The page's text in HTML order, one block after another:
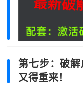
第七步：破
又得重来！